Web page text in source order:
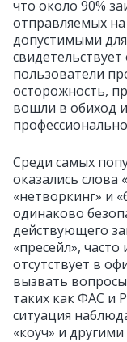
что около 90%
отправляемых
допустимыми
пользователи
осторожность,
вошли в обиход
Среди самых
оказались слова
«нетворкинг» и
одинаково
действующего
«пресейл»,
отсутствует в
вызвать
таких как ФАС и
ситуация
«коуч» и